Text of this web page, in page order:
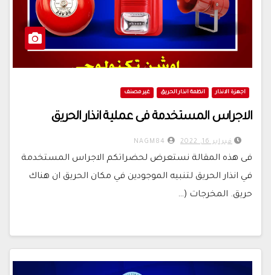
اجهزة الانذار انظمة انذار الحريق غير مصنف
الاجراس المستخدمة فى عملية انذار الحريق
فبراير 16, 2022
فى هذه المقالة نستعرض لحضراتكم الاجراس المستخدمة
في انذار الحريق لتنبيه الموجودين في مكان الحريق ان هناك
حريق. المخرجات (…